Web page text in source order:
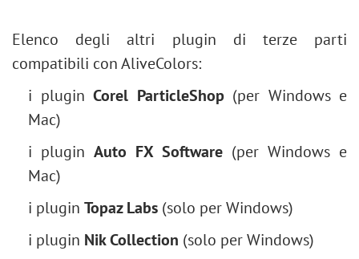
Elenco degli altri plugin di terze parti
compatibili con AliveColors:
i plugin Corel ParticleShop(per Windows e
Mac)
i plugin Auto FX Software (per Windows e
Mac)
i plugin Topaz Labs (solo per Windows)
i plugin Nik Collection (solo per Windows)